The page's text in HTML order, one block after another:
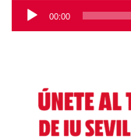
Reproductor
de
00:00